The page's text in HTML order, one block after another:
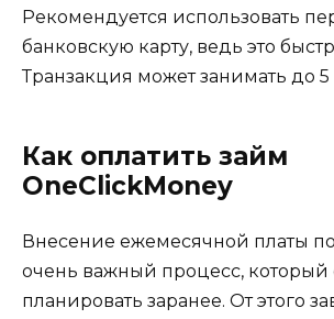
Рекомендуется использовать
банковскую карту, ведь это
Транзакция может занимать до 5
Как оплатить займ
OneClickMoney
Внесение ежемесячной платы
очень важный процесс, который
планировать заранее. От этого